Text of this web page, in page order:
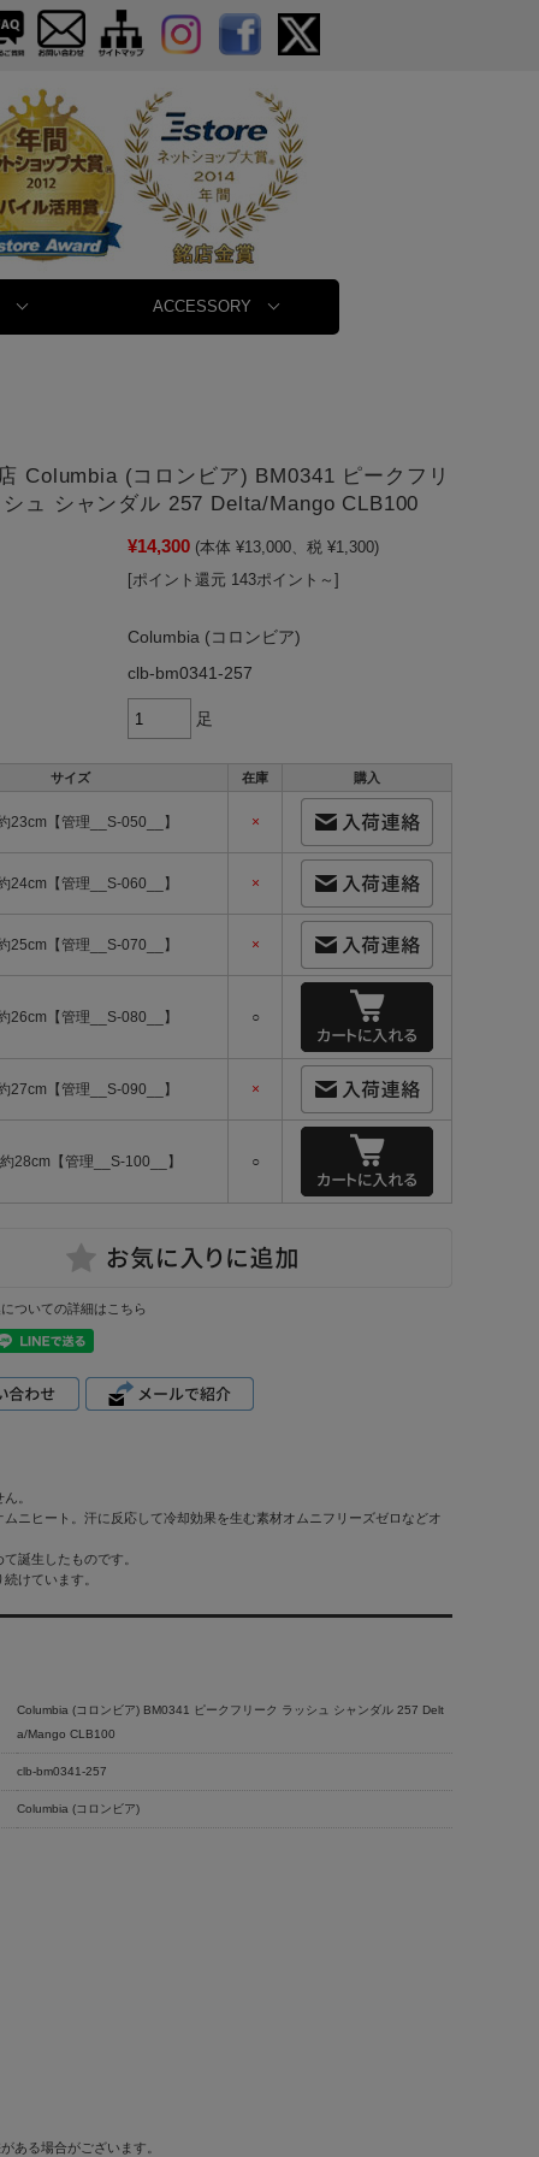
ACCESSORY
Columbia (コロンビア) BM0341 ピークフリ
ュ シャンダル 257 Delta/Mango CLB100
¥14,300 (本体 ¥13,000、税 ¥1,300)
[ポイント還元 143ポイント～]
Columbia (コロンビア)
clb-bm0341-257
足
サイズ 在庫 購入
23cm【管理__S-050__】 ×
24cm【管理__S-060__】 ×
25cm【管理__S-070__】 ×
26cm【管理__S-080__】 ○
27cm【管理__S-090__】 ×
28cm【管理__S-100__】 ○
ついての詳細はこちら
。
ニヒート。汗に反応して冷却効果を生む素材オムニフリーズゼロなどオ
誕生したものです。
けています。
Columbia (コロンビア) BM0341 ピークフリーク ラッシュ シャンダル 257 Delt
a/Mango CLB100
clb-bm0341-257
Columbia (コロンビア)
ある場合がございます。